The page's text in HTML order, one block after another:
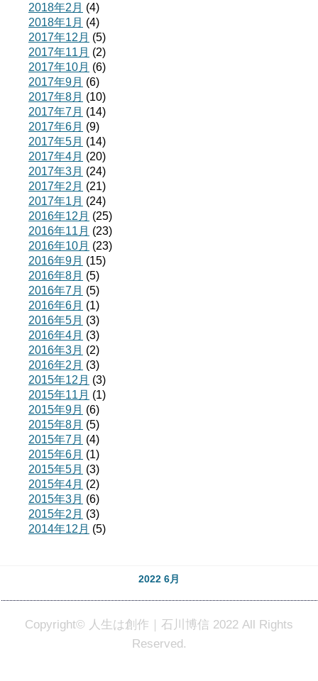
2018年2月 (4)
2018年1月 (4)
2017年12月 (5)
2017年11月 (2)
2017年10月 (6)
2017年9月 (6)
2017年8月 (10)
2017年7月 (14)
2017年6月 (9)
2017年5月 (14)
2017年4月 (20)
2017年3月 (24)
2017年2月 (21)
2017年1月 (24)
2016年12月 (25)
2016年11月 (23)
2016年10月 (23)
2016年9月 (15)
2016年8月 (5)
2016年7月 (5)
2016年6月 (1)
2016年5月 (3)
2016年4月 (3)
2016年3月 (2)
2016年2月 (3)
2015年12月 (3)
2015年11月 (1)
2015年9月 (6)
2015年8月 (5)
2015年7月 (4)
2015年6月 (1)
2015年5月 (3)
2015年4月 (2)
2015年3月 (6)
2015年2月 (3)
2014年12月 (5)
2022 6月
Copyright© 人生は創作｜石川博信 2022 All Rights
Reserved.